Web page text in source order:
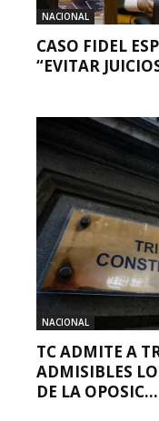
NACIONAL
CASO FIDEL
“EVITAR
NACIONAL
TC ADMITE A
ADMISIBLES
DE LA OPOSIC...